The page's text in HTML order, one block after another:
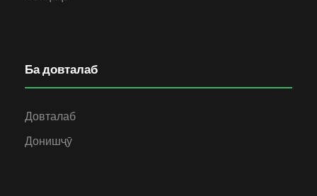
Ба довталаб
Довталаб
Донишҷӯ